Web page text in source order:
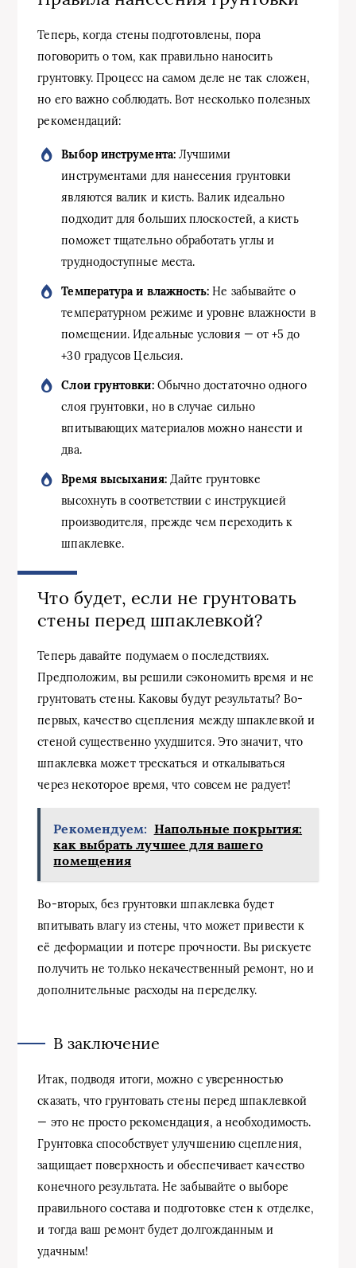
Теперь, когда стены подготовлены, пора
поговорить о том, как правильно наносить
грунтовку. Процесс на самом деле не так сложен,
но его важно соблюдать. Вот несколько полезных
рекомендаций:
Выбор инструмента:Лучшими
инструментами для нанесения грунтовки
являются валик и кисть. Валик идеально
подходит для больших плоскостей, а кисть
поможет тщательно обработать углы и
труднодоступные места.
Температура и влажность: Не забывайте о
температурном режиме и уровне влажности в
помещении. Идеальные условия — от +5 до
+30 градусов Цельсия.
Слои грунтовки:Обычно достаточно одного
слоя грунтовки, но в случае сильно
впитывающих материалов можно нанести и
два.
Время высыхания:Дайте грунтовке
высохнуть в соответствии с инструкцией
производителя, прежде чем переходить к
шпаклевке.
Что будет, если не грунтовать
стены перед шпаклевкой?
Теперь давайте подумаем о последствиях.
Предположим, вы решили сэкономить время и не
грунтовать стены. Каковы будут результаты? Во-
первых, качество сцепления между шпаклевкой и
стеной существенно ухудшится. Это значит, что
шпаклевка может трескаться и откалываться
через некоторое время, что совсем не радует!
Рекомендуем: Напольные покрытия:
как выбрать лучшее для вашего
помещения
Во-вторых, без грунтовки шпаклевка будет
впитывать влагу из стены, что может привести к
её деформации и потере прочности. Вы рискуете
получить не только некачественный ремонт, но и
дополнительные расходы на переделку.
В заключение
Итак, подводя итоги, можно с уверенностью
сказать, что грунтовать стены перед шпаклевкой
— это не просто рекомендация, а необходимость.
Грунтовка способствует улучшению сцепления,
защищает поверхность и обеспечивает качество
конечного результата. Не забывайте о выборе
правильного состава и подготовке стен к отделке,
и тогда ваш ремонт будет долгожданным и
удачным!